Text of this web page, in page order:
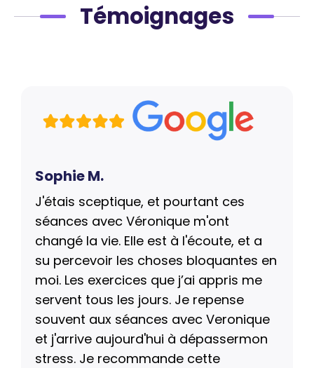
Témoignages
Sophie M.
J'étais sceptique, et pourtant ces
séances avec Véronique m'ont
changé la vie. Elle est à l'écoute, et a
su percevoir les choses bloquantes en
moi. Les exercices que j’ai appris me
servent tous les jours. Je repense
souvent aux séances avec Veronique
et j'arrive aujourd'hui à dépassermon
stress. Je recommande cette